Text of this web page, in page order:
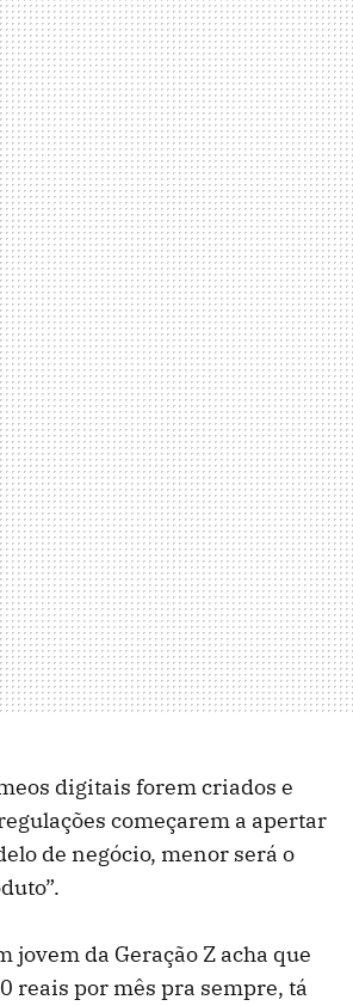
digitais forem criados e
começarem a apertar
de negócio, menor será o
jovem da Geração Z acha que
reais por mês pra sempre, tá